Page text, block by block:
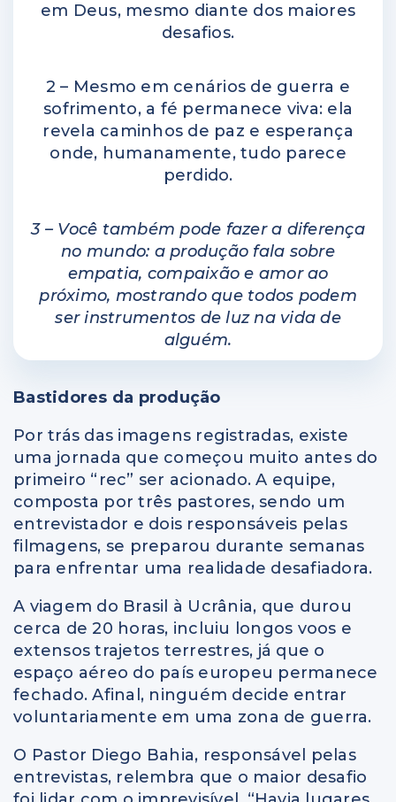
em Deus, mesmo diante dos maiores
desafios.
2 – Mesmo em cenários de guerra e
sofrimento, a fé permanece viva: ela
revela caminhos de paz e esperança
onde, humanamente, tudo parece
perdido.
3 – Você também pode fazer a diferença
no mundo: a produção fala sobre
empatia, compaixão e amor ao
próximo, mostrando que todos podem
ser instrumentos de luz na vida de
alguém.
Bastidores da produção
Por trás das imagens registradas, existe
uma jornada que começou muito antes do
primeiro “rec” ser acionado. A equipe,
composta por três pastores, sendo um
entrevistador e dois responsáveis pelas
filmagens, se preparou durante semanas
para enfrentar uma realidade desafiadora.
A viagem do Brasil à Ucrânia, que durou
cerca de 20 horas, incluiu longos voos e
extensos trajetos terrestres, já que o
espaço aéreo do país europeu permanece
fechado. Afinal, ninguém decide entrar
voluntariamente em uma zona de guerra.
O Pastor Diego Bahia, responsável pelas
entrevistas, relembra que o maior desafio